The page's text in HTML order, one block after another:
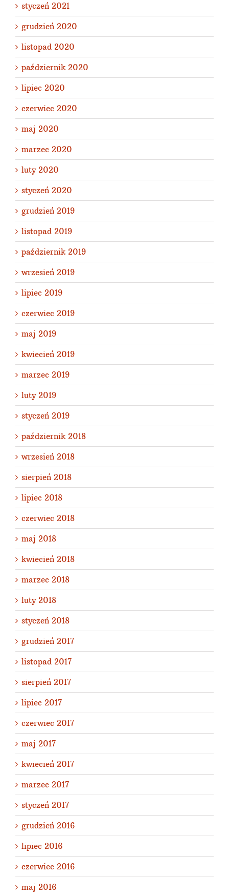
styczeń 2021
grudzień 2020
listopad 2020
październik 2020
lipiec 2020
czerwiec 2020
maj 2020
marzec 2020
luty 2020
styczeń 2020
grudzień 2019
listopad 2019
październik 2019
wrzesień 2019
lipiec 2019
czerwiec 2019
maj 2019
kwiecień 2019
marzec 2019
luty 2019
styczeń 2019
październik 2018
wrzesień 2018
sierpień 2018
lipiec 2018
czerwiec 2018
maj 2018
kwiecień 2018
marzec 2018
luty 2018
styczeń 2018
grudzień 2017
listopad 2017
sierpień 2017
lipiec 2017
czerwiec 2017
maj 2017
kwiecień 2017
marzec 2017
styczeń 2017
grudzień 2016
lipiec 2016
czerwiec 2016
maj 2016